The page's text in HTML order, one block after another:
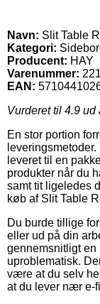
Navn: Slit Table
Kategori:
Producent: HAY
Varenummer:
EAN:
Vurderet til 4.9 ud
En stor portion
leveret til en
produkter når du
samt tit ligeledes
køb af Slit Table
Du burde tillige
eller ud på din
gennemsnitligt en
uproblematisk.
være at du selv
at du lever nær e-